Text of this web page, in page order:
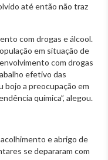
até então não traz
com drogas e álcool.
em situação de
com drogas
efetivo das
bojo a preocupação em
química”, alegou.
e abrigo de
se depararam com